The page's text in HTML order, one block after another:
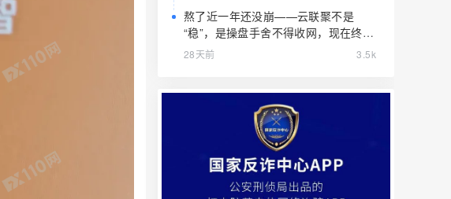
熬了近一年还没崩——云联聚不是
“稳”，是操盘手舍不得收网，现在终于
要收了
28天前 3.5k